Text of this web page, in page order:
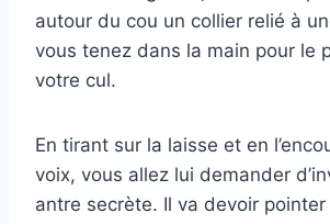
autour du cou un collier relié à
vous tenez dans la main pour le
votre cul.
En tirant sur la laisse et en
voix, vous allez lui demander
antre secrète. Il va devoir